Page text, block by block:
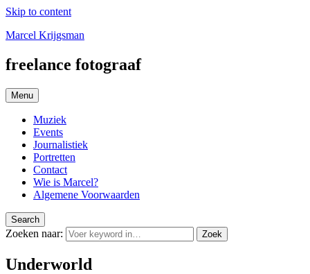
Skip to content
Marcel Krijgsman
freelance fotograaf
Menu
Muziek
Events
Journalistiek
Portretten
Contact
Wie is Marcel?
Algemene Voorwaarden
Search
Zoeken naar: Zoek
Underworld